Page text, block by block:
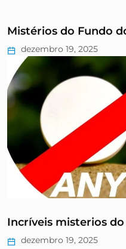
Mistérios do Fundo
dezembro 19, 2025
Incríveis misterios
dezembro 19, 2025